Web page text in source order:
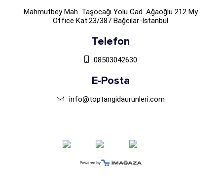
Mahmutbey Mah. Taşocağı Yolu Cad. Ağaoğlu 212 My
Office Kat:23/387 Bağcılar-İstanbul
Telefon
08503042630
E-Posta
info@toptangidaurunleri.com